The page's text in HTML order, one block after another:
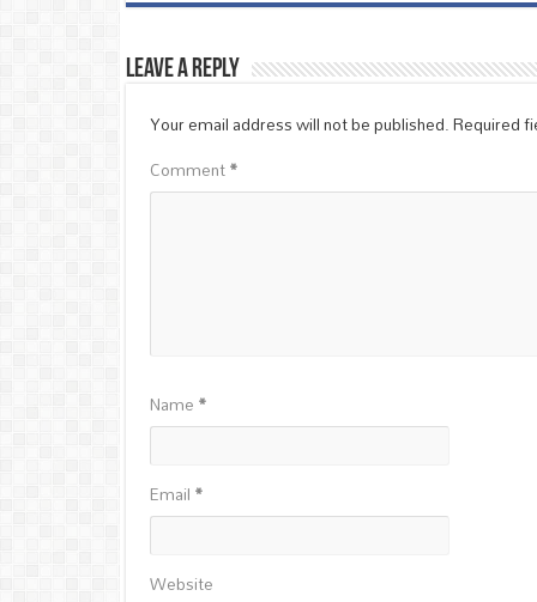
Leave a Reply
Your email address will not be published.Required
Comment*
Name*
Email*
Website